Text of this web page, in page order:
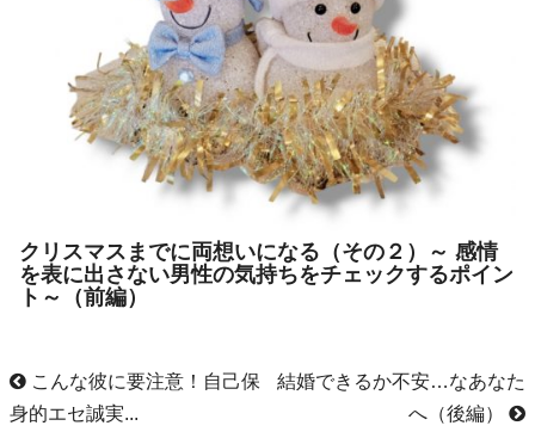
クリスマスまでに両想いになる（その２）～ 感情
を表に出さない男性の気持ちをチェックするポイン
ト～（前編）
こんな彼に要注意！自己保
身的エセ誠実...
結婚できるか不安…なあなた
へ（後編）